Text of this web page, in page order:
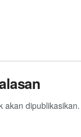
akan dipublikasikan.